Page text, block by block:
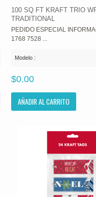
100 SQ FT KRAFT TRIO
TRADITIONAL
PEDIDO ESPECIAL
1768 7528 ...
Modelo :
$0.00
AÑADIR AL CARRITO